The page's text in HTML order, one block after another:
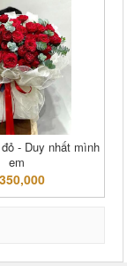
- Duy nhất mình
em